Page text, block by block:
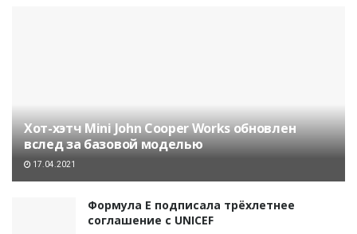
Хот-хэтч Mini John Cooper Works обновлен
вслед за базовой моделью
17.04.2021
Формула E подписала трёхлетнее
соглашение с UNICEF